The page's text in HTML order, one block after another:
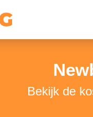
Bekijk de